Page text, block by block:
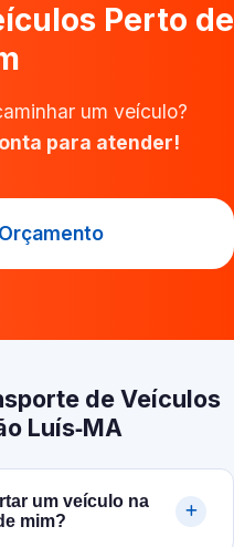
Perto de
um veículo?
para atender!
de Veículos
Luís‑MA
um veículo na
mim?